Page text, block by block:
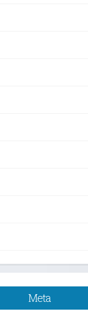
Meta